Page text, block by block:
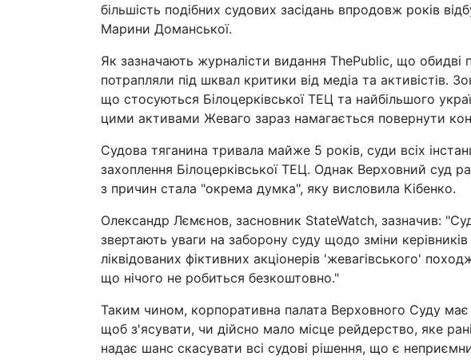
більшість подібних судових засідань впродовж років
Марини Доманської.
Як зазначають журналісти видання ThePublic, що обидві
потрапляли під шквал критики від медіа та активістів.
що стосуються Білоцерківської ТЕЦ та найбільшого
цими активами Жеваго зараз намагається повернути
Судова тяганина тривала майже 5 років, суди всіх
захоплення Білоцерківської ТЕЦ. Однак Верховний суд
з причин стала "окрема думка", яку висловила Кібенко.
Олександр Лємєнов, засновник StateWatch, зазначив:
звертають уваги на заборону суду щодо зміни
ліквідованих фіктивних акціонерів 'жевагівського'
що нічого не робиться безкоштовно."
Таким чином, корпоративна палата Верховного Суду
щоб з'ясувати, чи дійсно мало місце рейдерство, яке
надає шанс скасувати всі судові рішення, що є